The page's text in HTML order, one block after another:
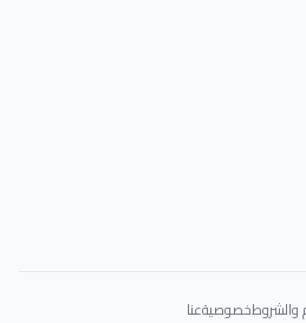
والشروطخصوصيةعنا